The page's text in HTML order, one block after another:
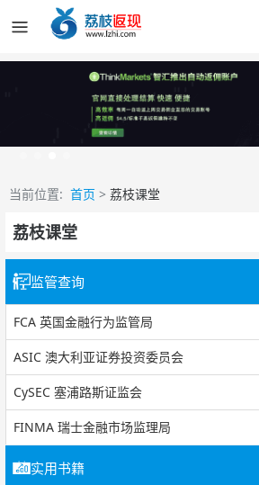
当前位置: 首页 > 荔枝课堂
荔枝课堂
监管查询
FCA 英国金融行为监管局
ASIC 澳大利亚证券投资委员会
CySEC 塞浦路斯证监会
FINMA 瑞士金融市场监理局
实用书籍